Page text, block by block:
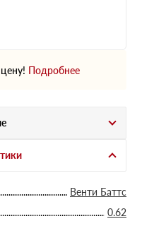
Подробнее
Венти Баттс
0.62